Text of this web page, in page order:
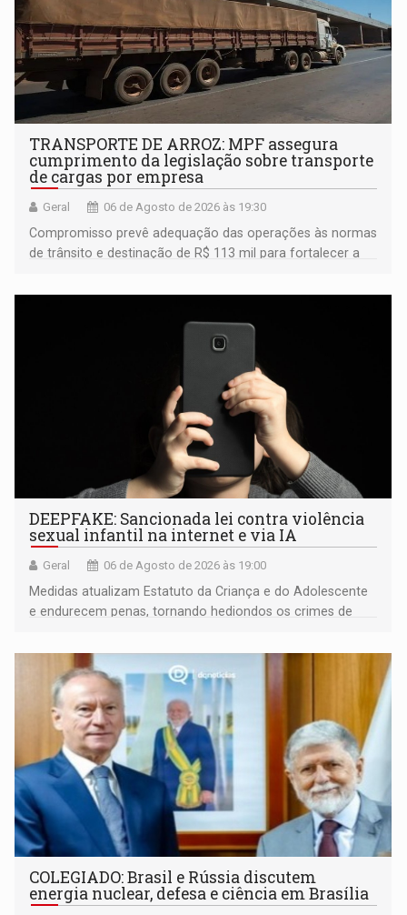
TRANSPORTE DE ARROZ: MPF assegura
cumprimento da legislação sobre transporte
de cargas por empresa
Geral 06 de Agosto de 2026 às 19:30
Compromisso prevê adequação das operações às normas
de trânsito e destinação de R$ 113 mil para fortalecer a
DEEPFAKE: Sancionada lei contra violência
sexual infantil na internet e via IA
Geral 06 de Agosto de 2026 às 19:00
Medidas atualizam Estatuto da Criança e do Adolescente
e endurecem penas, tornando hediondos os crimes de
COLEGIADO: Brasil e Rússia discutem
energia nuclear, defesa e ciência em Brasília